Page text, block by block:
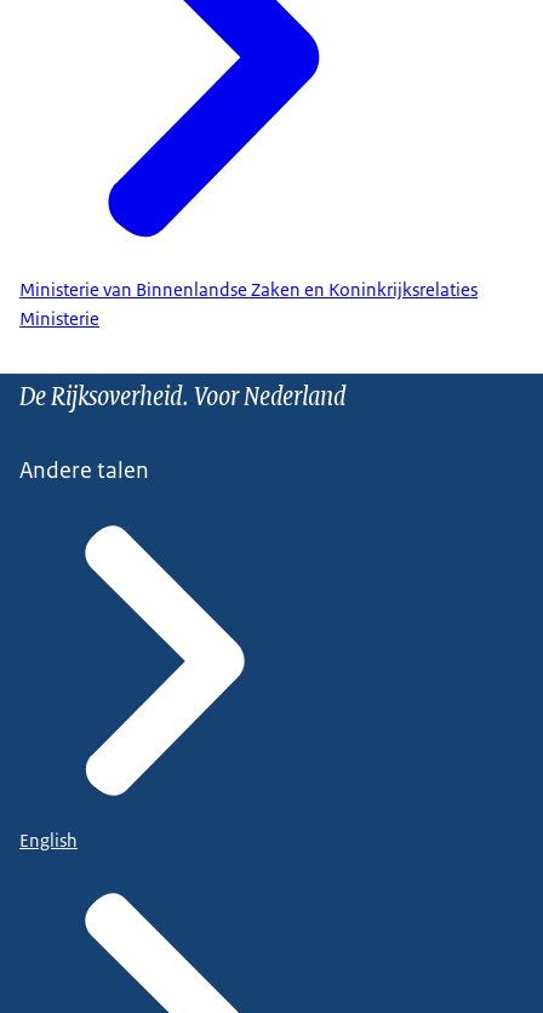
Ministerie van Binnenlandse Zaken en Koninkrijksrelaties
Ministerie
De Rijksoverheid. Voor Nederland
Andere talen
English